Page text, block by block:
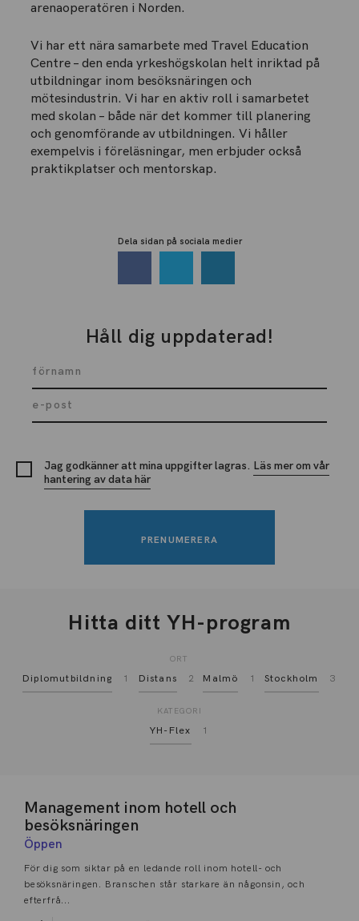
arenaoperatören i Norden.
Vi har ett nära samarbete med Travel Education
Centre – den enda yrkeshögskolan helt inriktad på
utbildningar inom besöksnäringen och
mötesindustrin. Vi har en aktiv roll i samarbetet
med skolan – både när det kommer till planering
och genomförande av utbildningen. Vi håller
exempelvis i föreläsningar, men erbjuder också
praktikplatser och mentorskap.
Dela sidan på sociala medier
Håll dig uppdaterad!
Jag godkänner att mina uppgifter lagras. Läs mer om vår
hantering av data här
Hitta ditt YH-program
ORT
Diplomutbildning 1 Distans 2 Malmö 1 Stockholm 3
KATEGORI
YH-Flex 1
Management inom hotell och
besöksnäringen
Öppen
För dig som siktar på en ledande roll inom hotell- och
besöksnäringen. Branschen står starkare än någonsin, och
efterfrå...